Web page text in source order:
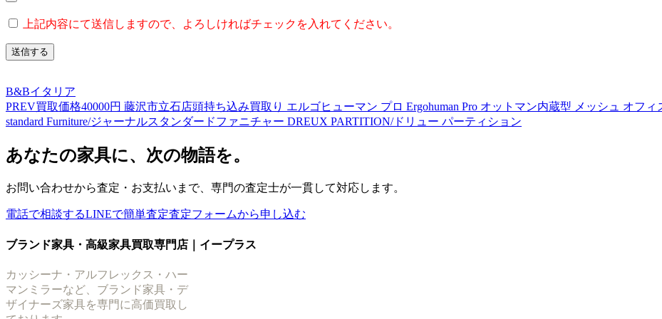
上記内容にて送信しますので、よろしければチェックを入れてください。
B&Bイタリア
PREV買取価格40000円 藤沢市立石店頭持ち込み買取り エルゴヒューマン プロ Ergohuman Pro オットマン内蔵型 メッシュ オフィ
standard Furniture/ジャーナルスタンダードファニチャー DREUX PARTITION/ドリュー パーティション
あなたの家具に、次の物語を。
お問い合わせから査定・お支払いまで、専門の査定士が一貫して対応します。
電話で相談するLINEで簡単査定査定フォームから申し込む
ブランド家具・高級家具買取専門店｜イープラス
カッシーナ・アルフレックス・ハー
マンミラーなど、ブランド家具・デ
ザイナーズ家具を専門に高価買取し